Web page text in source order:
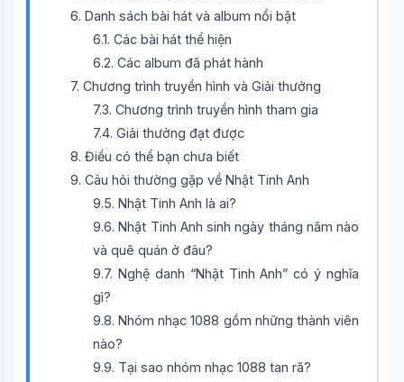
6. Danh sách bài hát và album nổi bật
6.1. Các bài hát thể hiện
6.2. Các album đã phát hành
7. Chương trình truyền hình và Giải thưởng
7.3. Chương trình truyền hình tham gia
7.4. Giải thưởng đạt được
8. Điều có thể bạn chưa biết
9. Câu hỏi thường gặp về Nhật Tinh Anh
9.5. Nhật Tinh Anh là ai?
9.6. Nhật Tinh Anh sinh ngày tháng năm nào
và quê quán ở đâu?
9.7. Nghệ danh “Nhật Tinh Anh” có ý nghĩa
gì?
9.8. Nhóm nhạc 1088 gồm những thành viên
nào?
9.9. Tại sao nhóm nhạc 1088 tan rã?